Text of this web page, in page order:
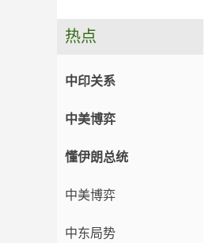
热点
中印关系
中美博弈
懂伊朗总统
中美博弈
中东局势